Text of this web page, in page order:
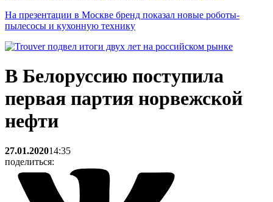
На презентации в Москве бренд показал новые роботы-
пылесосы и кухонную технику
В Белоруссию поступила
первая партия норвежской
нефти
27.01.202014:35
поделиться: